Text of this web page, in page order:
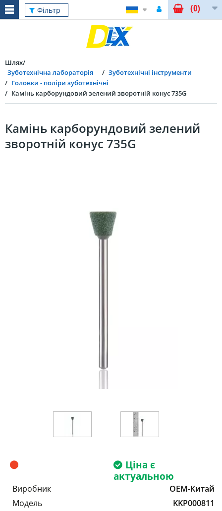
Фільтр (0)
Шлях
Зуботехнічна лабораторія
Зуботехнічні інструменти
Головки - поліри зуботехнічні
Камінь карборундовий зелений зворотній конус 735G
Камінь карборундовий зелений
зворотній конус 735G
Ціна є
актуальною
Виробник
OEM-Китай
Модель
KKP000811